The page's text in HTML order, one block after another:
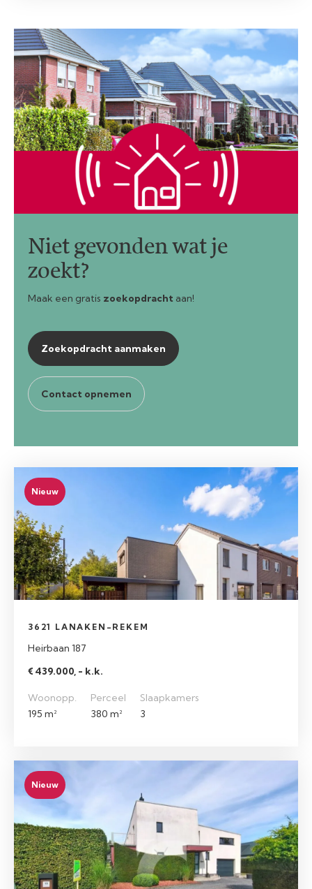
Niet gevonden wat je
zoekt?
Maak een gratis zoekopdracht aan!
Zoekopdracht aanmaken
Contact opnemen
Nieuw
3621 LANAKEN-REKEM
Heirbaan 187
€ 439.000, - k.k.
Woonopp.
195 m²
Perceel
380 m²
Slaapkamers
3
Nieuw